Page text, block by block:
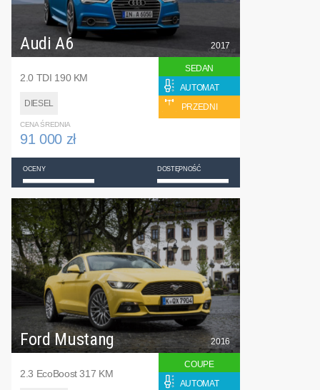
Audi A6
2.0 TDI 190 KM
DIESEL
2017
SEDAN
AUTOMAT
PRZEDNI
CENA ŚREDNIA
91 000 zł
OCENY DOSTĘPNOŚĆ
Ford Mustang
2.3 EcoBoost 317 KM
2016
COUPE
AUTOMAT